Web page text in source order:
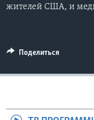
жителей США, и
Поделиться